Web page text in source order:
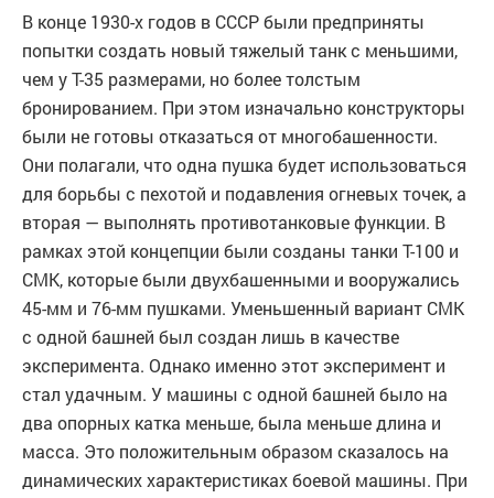
В конце 1930-х годов в СССР были предприняты
попытки создать новый тяжелый танк с меньшими,
чем у Т-35 размерами, но более толстым
бронированием. При этом изначально конструкторы
были не готовы отказаться от многобашенности.
Они полагали, что одна пушка будет использоваться
для борьбы с пехотой и подавления огневых точек, а
вторая — выполнять противотанковые функции. В
рамках этой концепции были созданы танки Т-100 и
СМК, которые были двухбашенными и вооружались
45-мм и 76-мм пушками. Уменьшенный вариант СМК
с одной башней был создан лишь в качестве
эксперимента. Однако именно этот эксперимент и
стал удачным. У машины с одной башней было на
два опорных катка меньше, была меньше длина и
масса. Это положительным образом сказалось на
динамических характеристиках боевой машины. При